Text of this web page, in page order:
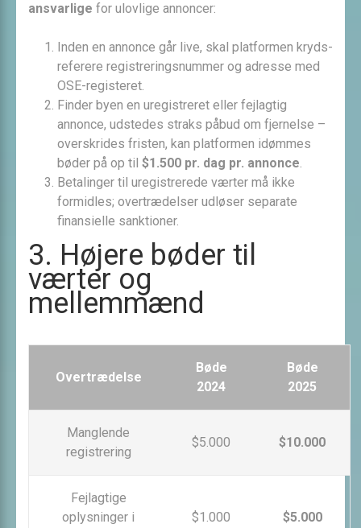
ansvarlige for ulovlige annoncer:
Inden en annonce går live, skal platformen kryds­
referere registrerings­nummer og adresse med
OSE-registeret.
Finder byen en uregistreret eller fejlagtig
annonce, udstedes straks påbud om fjernelse –
overskrides fristen, kan platformen idømmes
bøder på op til $1.500 pr. dag pr. annonce.
Betalinger til uregistrerede værter må ikke
formidles; overtrædelser udløser separate
finansielle sanktioner.
3. Højere bøder til
værter og
mellemmænd
Overtrædelse
Bøde
2024
Bøde
2025
Manglende
registrering
$5.000 $10.000
Fejlagtige
oplysninger i
$1.000 $5.000